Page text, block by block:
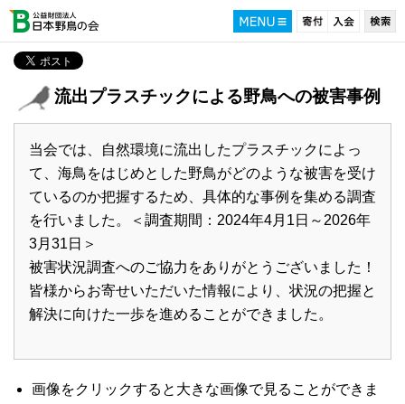
流出プラスチックによる野鳥への被害事例
当会では、自然環境に流出したプラスチックによっ
て、海鳥をはじめとした野鳥がどのような被害を受け
ているのか把握するため、具体的な事例を集める調査
を行いました。＜調査期間：2024年4月1日～2026年
3月31日＞
被害状況調査へのご協力をありがとうございました！
皆様からお寄せいただいた情報により、状況の把握と
解決に向けた一歩を進めることができました。
画像をクリックすると大きな画像で見ることができま